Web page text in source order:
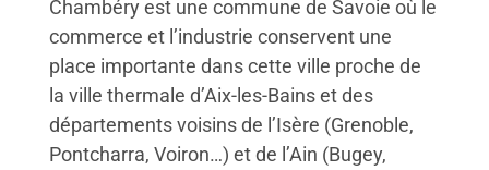
Chambéry est une commune de Savoie où le
commerce et l’industrie conservent une
place importante dans cette ville proche de
la ville thermale d’Aix-les-Bains et des
départements voisins de l’Isère (Grenoble,
Pontcharra, Voiron…) et de l’Ain (Bugey,